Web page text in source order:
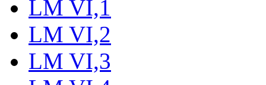
LM VI,1
LM VI,2
LM VI,3